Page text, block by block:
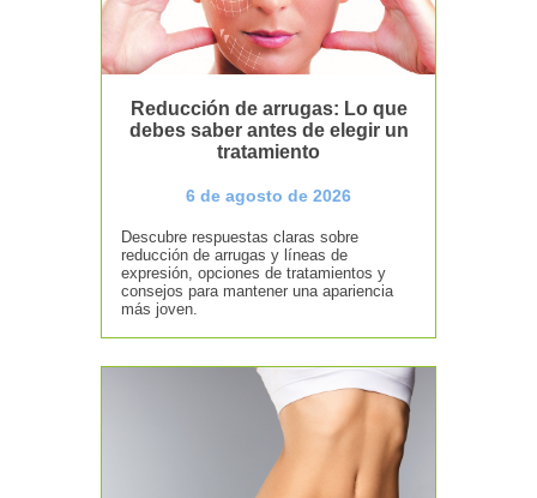
Reducción de arrugas: Lo que
debes saber antes de elegir un
tratamiento
6 de agosto de 2026
Descubre respuestas claras sobre
reducción de arrugas y líneas de
expresión, opciones de tratamientos y
consejos para mantener una apariencia
más joven.